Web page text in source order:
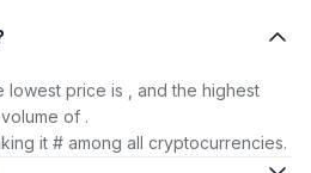
lowest price is , and the highest
of .
it # among all cryptocurrencies.